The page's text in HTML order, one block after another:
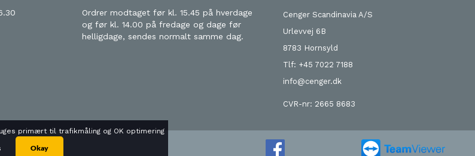
Ordrer modtaget før kl. 15.45 på hverdage
og før kl. 14.00 på fredage og dage før
helligdage, sendes normalt samme dag.
Cenger Scandinavia A/S
Urlevvej 6B
8783 Hornsyld
Tlf: +45 7022 7188
info@cenger.dk
CVR-nr: 2665 8683
primært til trafikmåling og OK optimering
Okay